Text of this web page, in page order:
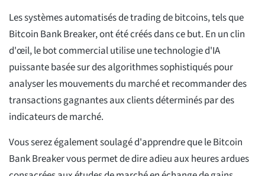
Les systèmes automatisés de trading de bitcoins, tels que
Bitcoin Bank Breaker, ont été créés dans ce but. En un clin
d'œil, le bot commercial utilise une technologie d'IA
puissante basée sur des algorithmes sophistiqués pour
analyser les mouvements du marché et recommander des
transactions gagnantes aux clients déterminés par des
indicateurs de marché.
Vous serez également soulagé d'apprendre que le Bitcoin
Bank Breaker vous permet de dire adieu aux heures ardues